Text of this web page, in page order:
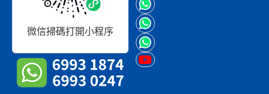
微信掃碼打開小程序